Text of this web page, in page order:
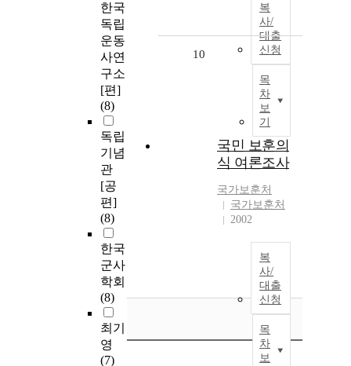
한국
독립
운동
사연
구소
[편]
(8)
독립
기념
관
[공
편]
(8)
한국
군사
학회
(8)
최기
영
(7)
복
사/
대출
신청
목
차
보
기
10
국민 보훈의
식 여론조사
국가보훈처
국가보훈처
2002
복
사/
대출
신청
목
차
보